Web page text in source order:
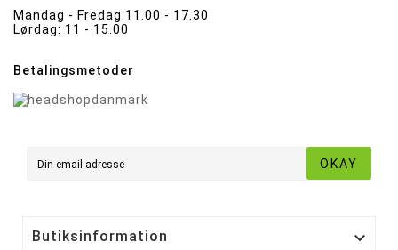
Mandag - Fredag:11.00 - 17.30
Lørdag: 11 - 15.00
Betalingsmetoder
OKAY
Butiksinformation 